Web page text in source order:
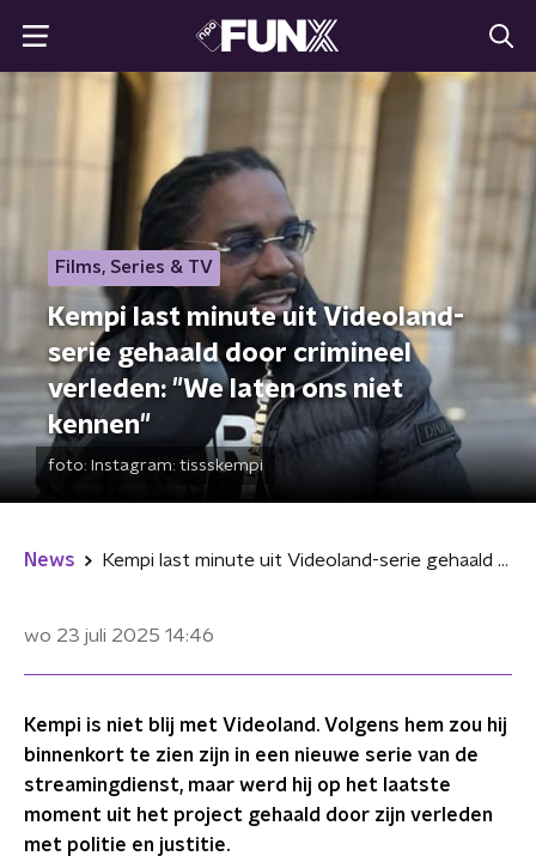
Films, Series & TV
Kempi last minute uit Videoland-
serie gehaald door crimineel
verleden: "We laten ons niet
kennen"
foto: Instagram: tissskempi
News Kempi last minute uit Videoland-serie gehaald door crimineel verleden: "We laten ons niet kennen"
wo 23 juli 2025 14:46
Kempi is niet blij met Videoland. Volgens hem zou hij
binnenkort te zien zijn in een nieuwe serie van de
streamingdienst, maar werd hij op het laatste
moment uit het project gehaald door zijn verleden
met politie en justitie.